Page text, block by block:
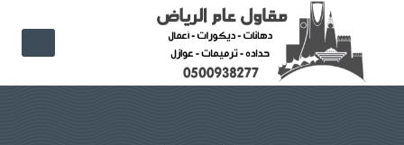
content